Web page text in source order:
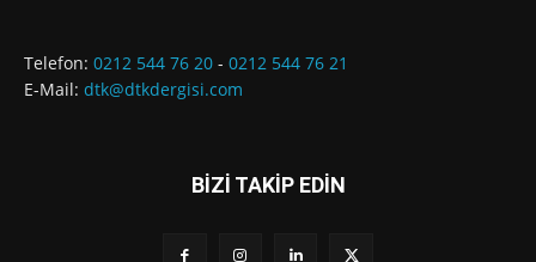
Telefon: 0212 544 76 20 - 0212 544 76 21
E-Mail: dtk@dtkdergisi.com
BİZİ TAKİP EDİN